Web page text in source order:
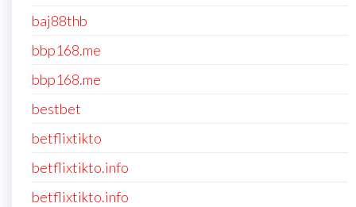
baj88thb
bbp168.me
bbp168.me
bestbet
betflixtikto
betflixtikto.info
betflixtikto.info